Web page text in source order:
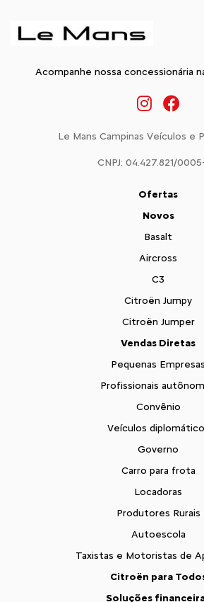
Acompanhe nossa concessionária
Le Mans Campinas Veículos e
CNPJ: 04.427.821/
Ofertas
Novos
Basalt
Aircross
C3
Citroën Jumpy
Citroën Jumper
Vendas Diretas
Pequenas Empresas
Profissionais
Convênio
Veículos
Governo
Carro para frota
Locadoras
Produtores Rurais
Autoescola
Taxistas e Motoristas de
Citroën para
Soluções